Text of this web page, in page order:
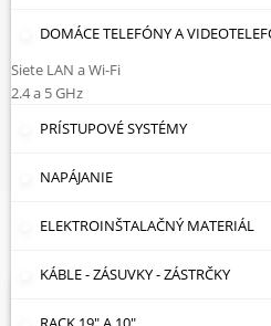
DOMÁCE TELEFÓNY A
Siete LAN a Wi-Fi
2.4 a 5 GHz
PRÍSTUPOVÉ SYSTÉMY
NAPÁJANIE
ELEKTROINŠTALAČNÝ MATERIÁL
KÁBLE - ZÁSUVKY - ZÁSTRČKY
KÁBLOV
Úvodná Stránka
Sondy Na
Sorry for the inconvenience.